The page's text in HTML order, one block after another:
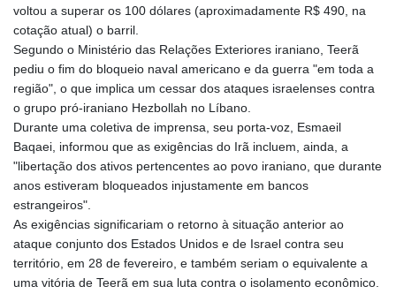
voltou a superar os 100 dólares (aproximadamente R$ 490, na
cotação atual) o barril.
Segundo o Ministério das Relações Exteriores iraniano, Teerã
pediu o fim do bloqueio naval americano e da guerra "em toda a
região", o que implica um cessar dos ataques israelenses contra
o grupo pró-iraniano Hezbollah no Líbano.
Durante uma coletiva de imprensa, seu porta-voz, Esmaeil
Baqaei, informou que as exigências do Irã incluem, ainda, a
"libertação dos ativos pertencentes ao povo iraniano, que durante
anos estiveram bloqueados injustamente em bancos
estrangeiros".
As exigências significariam o retorno à situação anterior ao
ataque conjunto dos Estados Unidos e de Israel contra seu
território, em 28 de fevereiro, e também seriam o equivalente a
uma vitória de Teerã em sua luta contra o isolamento econômico.